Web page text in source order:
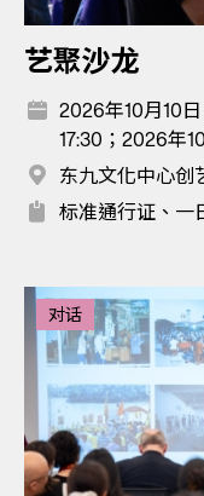
艺聚沙龙
2026年10月10日
17:30；2026年
东九文化中心创
标准通行证、一
对话